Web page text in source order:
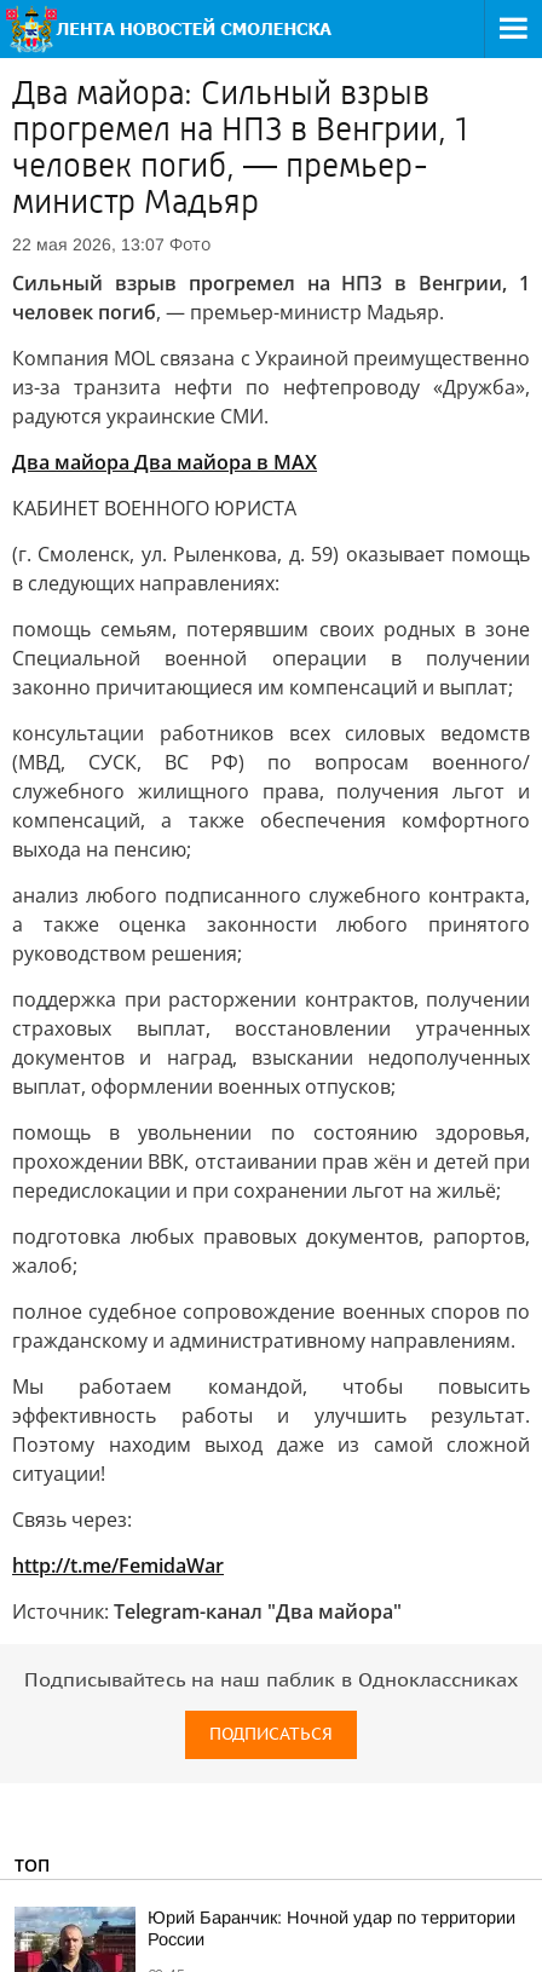
Два майора: Сильный взрыв
прогремел на НПЗ в Венгрии, 1
человек погиб, — премьер-
министр Мадьяр
22 мая 2026, 13:07 Фото
Сильный взрыв прогремел на НПЗ в Венгрии, 1
человек погиб, — премьер-министр Мадьяр.
Компания MOL связана с Украиной преимущественно
из-за транзита нефти по нефтепроводу «Дружба»,
радуются украинские СМИ.
Два майора Два майора в МАХ
КАБИНЕТ ВОЕННОГО ЮРИСТА
(г. Смоленск, ул. Рыленкова, д. 59) оказывает помощь
в следующих направлениях:
помощь семьям, потерявшим своих родных в зоне
Специальной военной операции в получении
законно причитающиеся им компенсаций и выплат;
консультации работников всех силовых ведомств
(МВД, СУСК, ВС РФ) по вопросам военного/
служебного жилищного права, получения льгот и
компенсаций, а также обеспечения комфортного
выхода на пенсию;
анализ любого подписанного служебного контракта,
а также оценка законности любого принятого
руководством решения;
поддержка при расторжении контрактов, получении
страховых выплат, восстановлении утраченных
документов и наград, взыскании недополученных
выплат, оформлении военных отпусков;
помощь в увольнении по состоянию здоровья,
прохождении ВВК, отстаивании прав жён и детей при
передислокации и при сохранении льгот на жильё;
подготовка любых правовых документов, рапортов,
жалоб;
полное судебное сопровождение военных споров по
гражданскому и административному направлениям.
Мы работаем командой, чтобы повысить
эффективность работы и улучшить результат.
Поэтому находим выход даже из самой сложной
ситуации!
Связь через:
http://t.me/FemidaWar
Источник: Telegram-канал "Два майора"
Подписывайтесь на наш паблик в Одноклассниках
ПОДПИСАТЬСЯ
ТОП
Юрий Баранчик: Ночной удар по территории
России